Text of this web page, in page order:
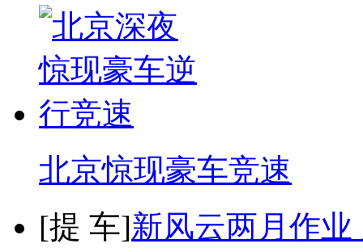
北京惊现豪车竞速
[提 车]新风云两月作